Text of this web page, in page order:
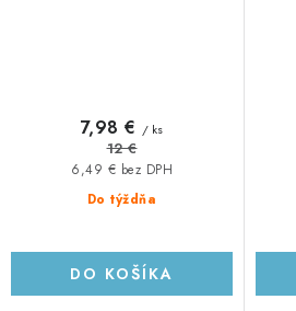
Do týždňa
6,49 € bez DPH
7,98 € / ks
12 €
DO KOŠÍKA